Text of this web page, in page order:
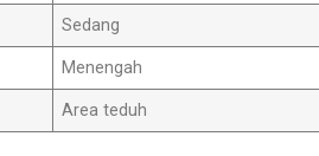
Sedang
Menengah
Area teduh